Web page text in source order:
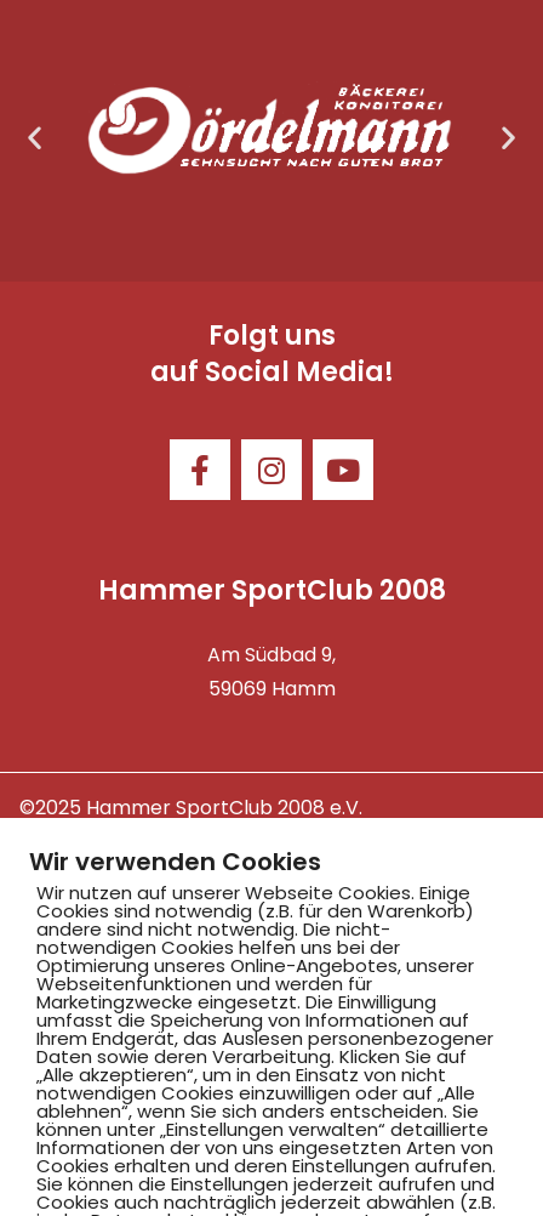
Folgt uns
auf Social Media!
Hammer SportClub 2008
Am Südbad 9,
59069 Hamm
©2025 Hammer SportClub 2008 e.V.
Mit zum Verein by PASSGEBER
Impressum
Datenschutz
Hinweisgebersystem
Wir verwenden Cookies
Wir nutzen auf unserer Webseite Cookies. Einige
Cookies sind notwendig (z.B. für den Warenkorb)
andere sind nicht notwendig. Die nicht-
notwendigen Cookies helfen uns bei der
Optimierung unseres Online-Angebotes, unserer
Webseitenfunktionen und werden für
Marketingzwecke eingesetzt. Die Einwilligung
umfasst die Speicherung von Informationen auf
Ihrem Endgerät, das Auslesen personenbezogener
Daten sowie deren Verarbeitung. Klicken Sie auf
„Alle akzeptieren“, um in den Einsatz von nicht
notwendigen Cookies einzuwilligen oder auf „Alle
ablehnen“, wenn Sie sich anders entscheiden. Sie
können unter „Einstellungen verwalten“ detaillierte
Informationen der von uns eingesetzten Arten von
Cookies erhalten und deren Einstellungen aufrufen.
Sie können die Einstellungen jederzeit aufrufen und
Cookies auch nachträglich jederzeit abwählen (z.B.